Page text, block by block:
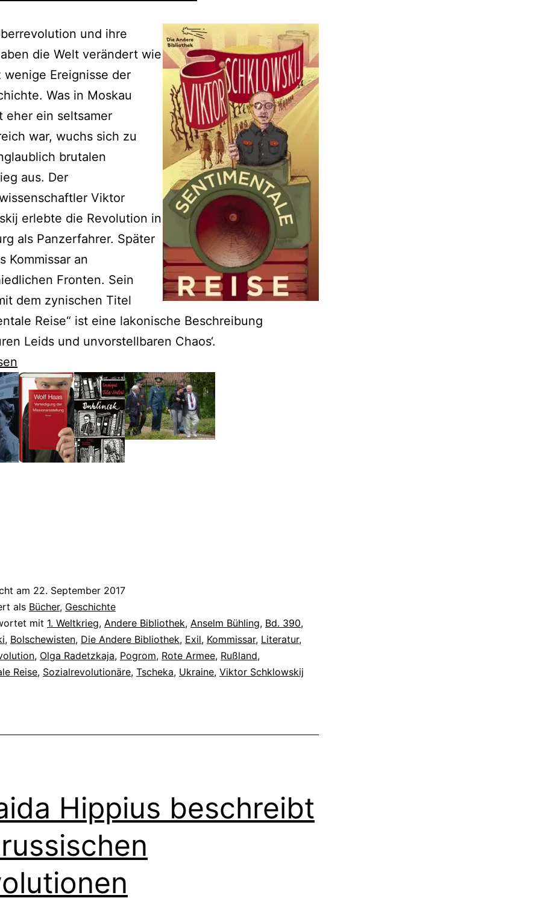
und ihre
die Welt verändert wie
wenige Ereignisse der
Was in Moskau
eher ein seltsamer
war, wuchs sich zu
brutalen
aus. Der
Viktor
erlebte die Revolution in
als Panzerfahrer. Später
Kommissar an
Fronten. Sein
dem zynischen Titel
Reise“ ist eine lakonische Beschreibung
Leids und unvorstellbaren Chaos‘.
am 22. September 2017
als Bücher, Geschichte
mit 1. Weltkrieg, Andere Bibliothek, Anselm Bühling, Bd. 390,
, Bolschewisten, Die Andere Bibliothek, Exil, Kommissar, Literatur,
, Olga Radetzkaja, Pogrom, Rote Armee, Rußland,
Reise, Sozialrevolutionäre, Tscheka, Ukraine, Viktor Schklowskij
Hippius beschreibt